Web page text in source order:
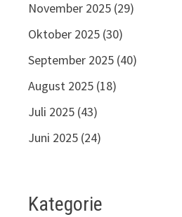
November 2025 (29)
Oktober 2025 (30)
September 2025 (40)
August 2025 (18)
Juli 2025 (43)
Juni 2025 (24)
Kategorie